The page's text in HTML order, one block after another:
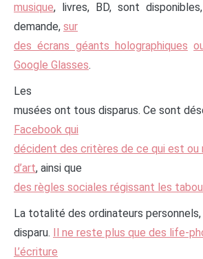
musique, livres, BD, sont
demande, sur
des écrans géants holographiques
Google Glasses.
Les
musées ont tous disparus. Ce sont
Facebook qui
décident des critères de ce qui est ou
d’art, ainsi que
des règles sociales régissant les
La totalité des ordinateurs
disparu. Il ne reste plus que des life-
L’écriture